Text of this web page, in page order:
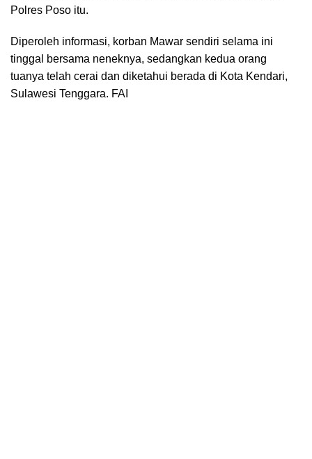
Polres Poso itu.
Diperoleh informasi, korban Mawar sendiri selama ini
tinggal bersama neneknya, sedangkan kedua orang
tuanya telah cerai dan diketahui berada di Kota Kendari,
Sulawesi Tenggara. FAI